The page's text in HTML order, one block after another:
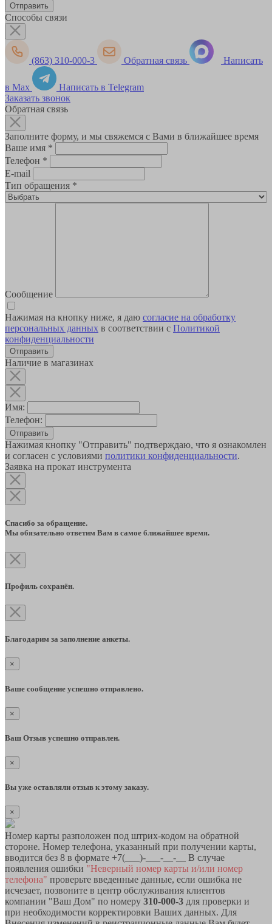
Способы связи
(863) 310-000-3 Обратная связь Написать
в Max
Написать в Telegram
Заказать звонок
Обратная связь
Заполните форму, и мы свяжемся с Вами в ближайшее время
Ваше имя *
Телефон *
E-mail
Тип обращения *
Сообщение
Нажимая на кнопку ниже, я даю согласие на обработку
персональных данных в соответствии с Политикой
конфиденциальности
Наличие в магазинах
Имя:
Телефон:
Отправить
Нажимая кнопку "Отправить" подтверждаю, что я ознакомлен
и согласен с условиями политики конфиденциальности.
Заявка на прокат инструмента
Спасибо за обращение.
Мы обязательно ответим Вам в самое ближайшее время.
Профиль сохранён.
Благодарим за заполнение анкеты.
×
Ваше сообщение успешно отправлено.
×
Ваш Отзыв успешно отправлен.
×
Вы уже оставляли отзыв к этому заказу.
×
Номер карты разположен под штрих-кодом на обратной
стороне. Номер телефона, указанный при получении карты,
вводится без 8 в формате +7(___)-___-__-__ В случае
появления ошибки "Неверный номер карты и/или номер
телефона" проверьте введенные данные, если ошибка не
исчезает, позвоните в центр обслуживания клиентов
компании "Ваш Дом" по номеру 310-000-3 для проверки и
при необходимости корректировки Ваших данных. Для